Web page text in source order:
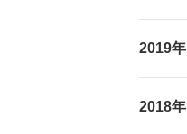
2019年
2018年